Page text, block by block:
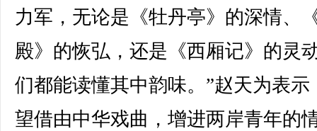
力军，无论是《牡丹亭》的深情、
殿》的恢弘，还是《西厢记》的灵
们都能读懂其中韵味。”赵天为表示
望借由中华戏曲，增进两岸青年的